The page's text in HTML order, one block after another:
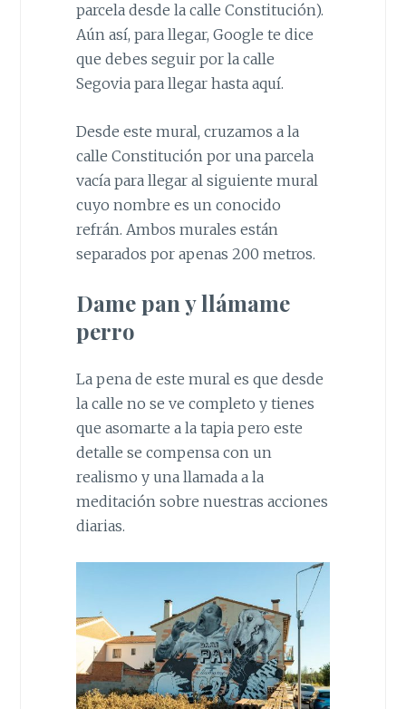
parcela desde la calle Constitución).
Aún así, para llegar, Google te dice
que debes seguir por la calle
Segovia para llegar hasta aquí.
Desde este mural, cruzamos a la
calle Constitución por una parcela
vacía para llegar al siguiente mural
cuyo nombre es un conocido
refrán. Ambos murales están
separados por apenas 200 metros.
Dame pan y llámame
perro
La pena de este mural es que desde
la calle no se ve completo y tienes
que asomarte a la tapia pero este
detalle se compensa con un
realismo y una llamada a la
meditación sobre nuestras acciones
diarias.